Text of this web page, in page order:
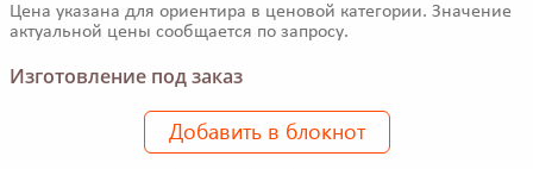
Цена указана для ориентира в ценовой категории. Значение
актуальной цены сообщается по запросу.
Изготовление под заказ
Добавить в блокнот